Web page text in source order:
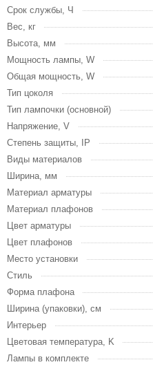
Срок службы, Ч
Вес, кг
Высота, мм
Мощность лампы, W
Общая мощность, W
Тип цоколя
Тип лампочки (основной)
Напряжение, V
Степень защиты, IP
Виды материалов
Ширина, мм
Материал арматуры
Материал плафонов
Цвет арматуры
Цвет плафонов
Место установки
Стиль
Форма плафона
Ширина (упаковки), см
Интерьер
Цветовая температура, K
Лампы в комплекте